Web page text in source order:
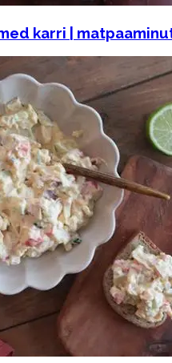
karri |